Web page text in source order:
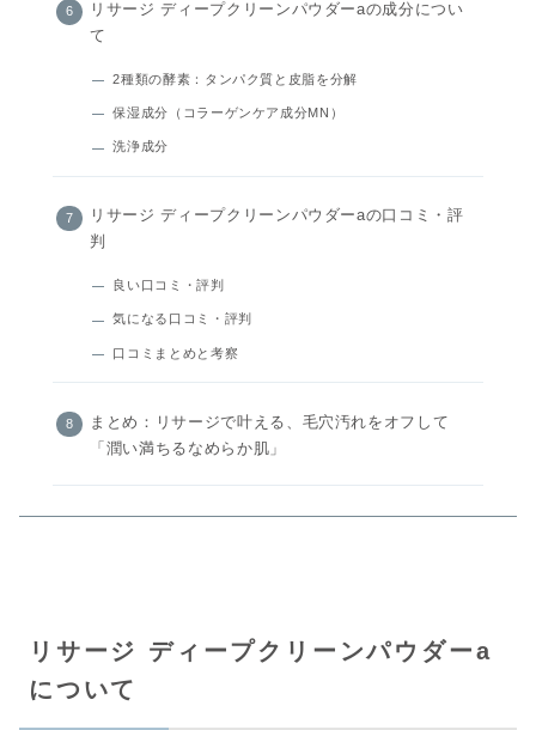
リサージ ディープクリーンパウダーaの成分につい
て
2種類の酵素：タンパク質と皮脂を分解
保湿成分（コラーゲンケア成分MN）
洗浄成分
リサージ ディープクリーンパウダーaの口コミ・評
判
良い口コミ・評判
気になる口コミ・評判
口コミまとめと考察
まとめ：リサージで叶える、毛穴汚れをオフして
「潤い満ちるなめらか肌」
リサージ ディープクリーンパウダーa
について